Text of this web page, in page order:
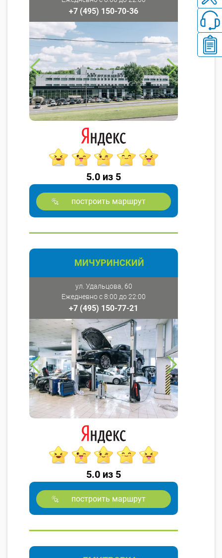
+7 (495) 150-70-36
5.0 из 5
построить маршрут
МИЧУРИНСКИЙ
ул. Удальцова, 60
Ежедневно с 8:00 до 22:00
+7 (495) 150-77-21
5.0 из 5
построить маршрут